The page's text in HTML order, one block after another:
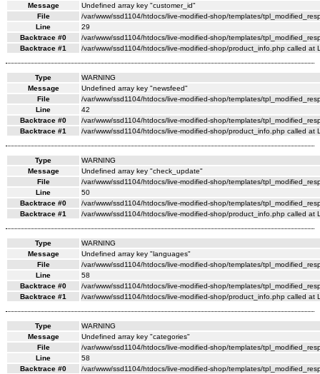
Message
Undefined array key "customer_id"
File
/var/www/ssd1104/htdocs/live-modified-shop/templates/
Line
29
Backtrace #0
/var/www/ssd1104/htdocs/live-modified-shop/templates/
Backtrace #1
/var/www/ssd1104/htdocs/live-modified-shop/product_info.php called at
Type
WARNING
Message
Undefined array key "newsfeed"
File
/var/www/ssd1104/htdocs/live-modified-shop/templates/
Line
42
Backtrace #0
/var/www/ssd1104/htdocs/live-modified-shop/templates/
Backtrace #1
/var/www/ssd1104/htdocs/live-modified-shop/product_info.php called at
Type
WARNING
Message
Undefined array key "check_update"
File
/var/www/ssd1104/htdocs/live-modified-shop/templates/
Line
50
Backtrace #0
/var/www/ssd1104/htdocs/live-modified-shop/templates/
Backtrace #1
/var/www/ssd1104/htdocs/live-modified-shop/product_info.php called at
Type
WARNING
Message
Undefined array key "languages"
File
/var/www/ssd1104/htdocs/live-modified-shop/templates/
Line
58
Backtrace #0
/var/www/ssd1104/htdocs/live-modified-shop/templates/
Backtrace #1
/var/www/ssd1104/htdocs/live-modified-shop/product_info.php called at
Type
WARNING
Message
Undefined array key "categories"
File
/var/www/ssd1104/htdocs/live-modified-shop/templates/
Line
58
Backtrace #0
/var/www/ssd1104/htdocs/live-modified-shop/templates/